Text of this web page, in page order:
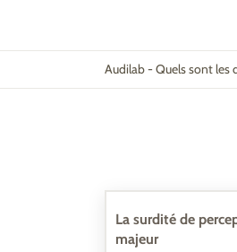
Audilab-Quels sont les
La surdité de
majeur